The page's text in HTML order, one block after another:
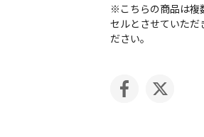
※こちらの商品は複
セルとさせていただ
ださい。